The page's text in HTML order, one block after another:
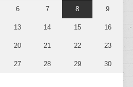
6 7 8 9
13 14 15 16
20 21 22 23
27 28 29 30